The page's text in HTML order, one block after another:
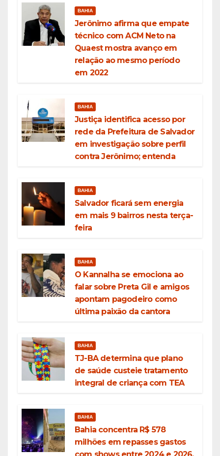
BAHIA
Jerônimo afirma que empate
técnico com ACM Neto na
Quaest mostra avanço em
relação ao mesmo período
em 2022
BAHIA
Justiça identifica acesso por
rede da Prefeitura de Salvador
em investigação sobre perfil
contra Jerônimo; entenda
BAHIA
Salvador ficará sem energia
em mais 9 bairros nesta terça-
feira
BAHIA
O Kannalha se emociona ao
falar sobre Preta Gil e amigos
apontam pagodeiro como
última paixão da cantora
BAHIA
TJ-BA determina que plano
de saúde custeie tratamento
integral de criança com TEA
BAHIA
Bahia concentra R$ 578
milhões em repasses gastos
com shows entre 2024 e 2026,